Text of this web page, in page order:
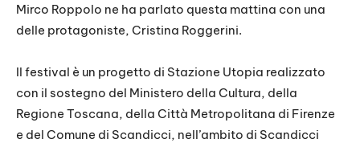
Mirco Roppolo ne ha parlato questa mattina con una
delle protagoniste, Cristina Roggerini.
Il festival è un progetto di Stazione Utopia realizzato
con il sostegno del Ministero della Cultura, della
Regione Toscana, della Città Metropolitana di Firenze
e del Comune di Scandicci, nell’ambito di Scandicci